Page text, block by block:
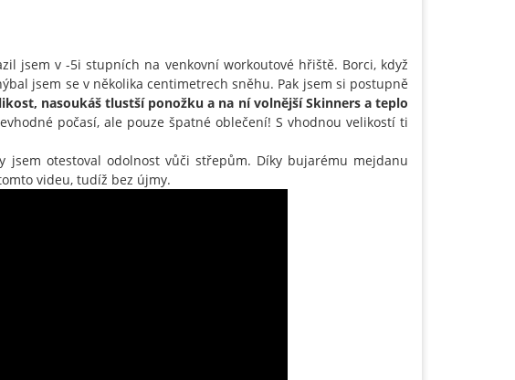
jsem v -5i stupních na venkovní workoutové hřiště. Borci, když
jsem se v několika centimetrech sněhu. Pak jsem si postupně
nasoukáš tlustší ponožku a na ní volnější Skinners a teplo
počasí, ale pouze špatné oblečení! S vhodnou velikostí ti
jsem otestoval odolnost vůči střepům. Díky bujarému mejdanu
videu, tudíž bez újmy.